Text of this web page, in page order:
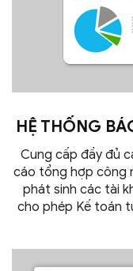
HỆ THỐNG
Cung cấp đầy đủ
cáo tổng hợp công
phát sinh các tài
cho phép Kế toán